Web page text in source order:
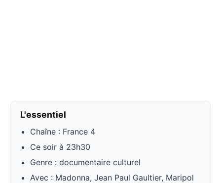
L'essentiel
Chaîne : France 4
Ce soir à 23h30
Genre : documentaire culturel
Avec : Madonna, Jean Paul Gaultier, Maripol